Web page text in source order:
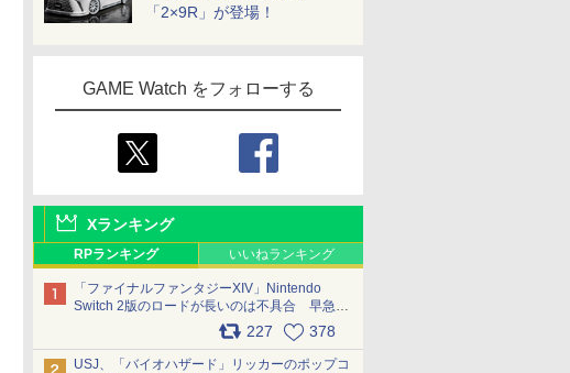
「2×9R」が登場！
GAME Watch をフォローする
Xランキング
RPランキング いいねランキング
「ファイナルファンタジーXIV」Nintendo
Switch 2版のロードが長いのは不具合 早急に
アップデートできるよう対応中227 378
USJ、「バイオハザード」リッカーのポップコ